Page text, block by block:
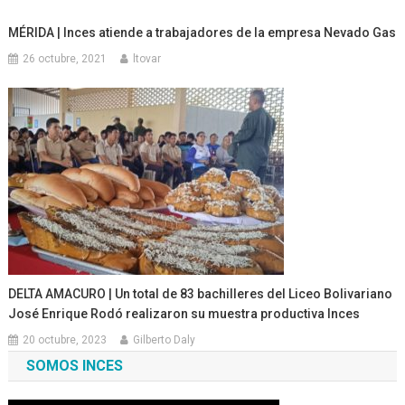
MÉRIDA | Inces atiende a trabajadores de la empresa Nevado Gas
26 octubre, 2021 ltovar
DELTA AMACURO | Un total de 83 bachilleres del Liceo Bolivariano
José Enrique Rodó realizaron su muestra productiva Inces
20 octubre, 2023 Gilberto Daly
SOMOS INCES